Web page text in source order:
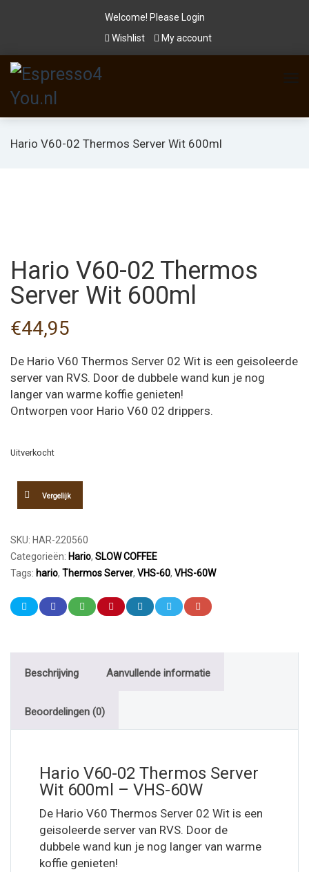
Welcome! Please
Login
Wishlist
My account
Hario V60-02 Thermos Server Wit 600ml
Hario V60-02 Thermos
Server Wit 600ml
€44,95
De Hario V60 Thermos Server 02 Wit is een geisoleerde
server van RVS. Door de dubbele wand kun je nog
langer van warme koffie genieten!
Ontworpen voor Hario V60 02 drippers.
Uitverkocht
Vergelijk
SKU: HAR-220560
Categorieën: Hario, SLOW COFFEE
Tags: hario, Thermos Server, VHS-60, VHS-60W
Beschrijving Aanvullende informatie
Beoordelingen (0)
Hario V60-02 Thermos Server
Wit 600ml – VHS-60W
De Hario V60 Thermos Server 02 Wit is een
geisoleerde server van RVS. Door de
dubbele wand kun je nog langer van warme
koffie genieten!